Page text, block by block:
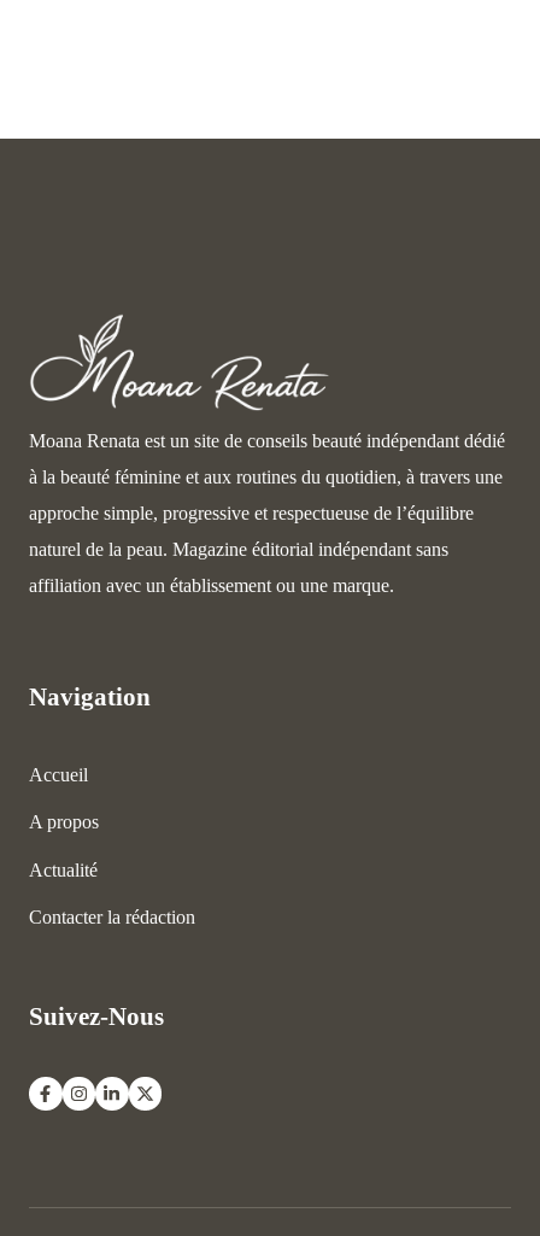
Moana Renata est un site de conseils beauté indépendant dédié
à la beauté féminine et aux routines du quotidien, à travers une
approche simple, progressive et respectueuse de l’équilibre
naturel de la peau. Magazine éditorial indépendant sans
affiliation avec un établissement ou une marque.
Navigation
Accueil
A propos
Actualité
Contacter la rédaction
Suivez-Nous